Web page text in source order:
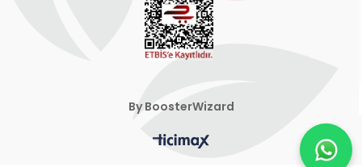
By BoosterWizard